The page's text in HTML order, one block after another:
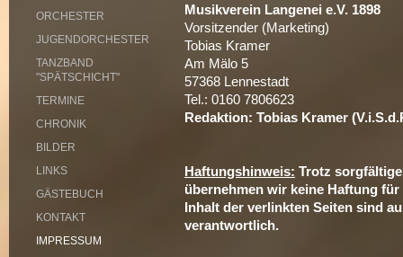
ORCHESTER
JUGENDORCHESTER
TANZBAND
"SPÄTSCHICHT"
TERMINE
CHRONIK
BILDER
LINKS
GÄSTEBUCH
KONTAKT
IMPRESSUM
Musikverein Langenei e.V. 1898
Vorsitzender (Marketing)
Tobias Kramer
Am Mälo 5
57368 Lennestadt
Tel.: 0160 7806623
Redaktion: Tobias Kramer
Haftungshinweis: Trotz
übernehmen wir keine Haftung
Inhalt der verlinkten Seiten sind
verantwortlich.